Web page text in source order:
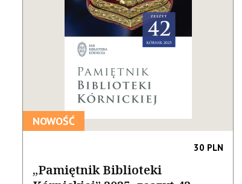
NOWOŚĆ
30 PLN
„Pamiętnik Biblioteki